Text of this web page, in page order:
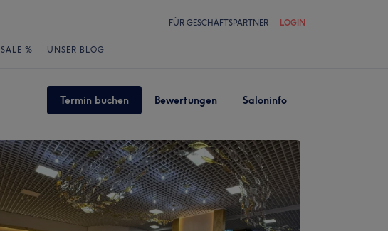
FÜR GESCHÄFTSPARTNER LOGIN
SALE % UNSER BLOG
Termin buchen Bewertungen Saloninfo